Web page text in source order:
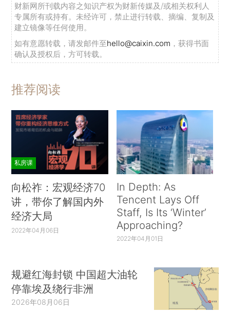
财新网所刊载内容之知识产权为财新传媒及/或相关权利人
专属所有或持有。未经许可，禁止进行转载、摘编、复制及
建立镜像等任何使用。
如有意愿转载，请发邮件至hello@caixin.com ，获得书面
确认及授权后，方可转载。
推荐阅读
私房课
向松祚：宏观经济70
讲，带你了解国内外
经济大局
2022年04月06日
In Depth: As
Tencent Lays Off
Staff, Is Its ‘Winter’
Approaching?
2022年04月01日
规避红海封锁 中国超大油轮
停靠埃及绕行非洲
2026年08月06日